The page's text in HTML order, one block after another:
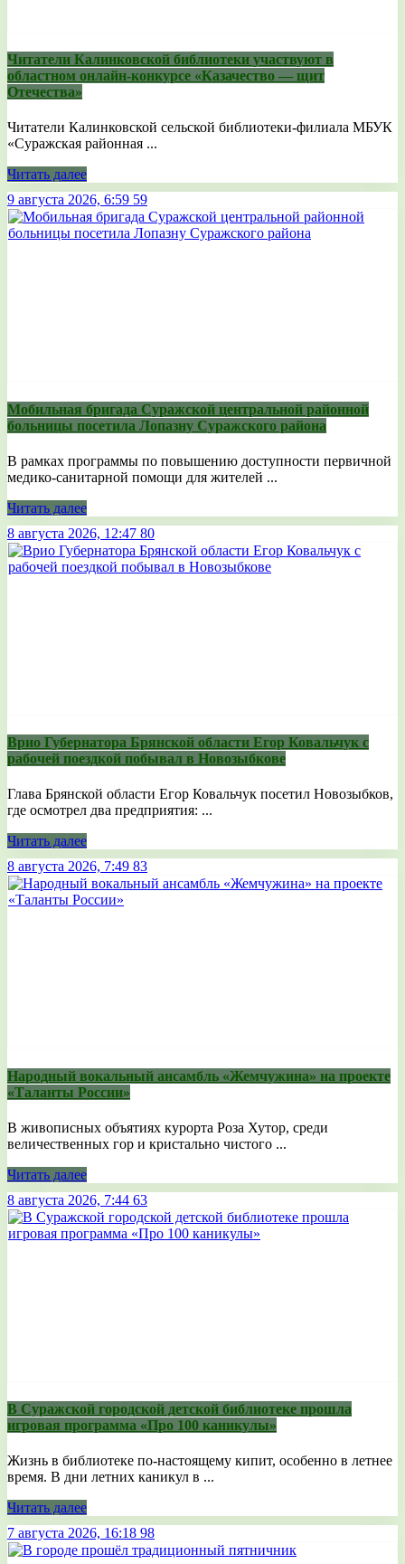
Читатели Калинковской библиотеки участвуют в
областном онлайн-конкурсе «Казачество — щит
Отечества»
Читатели Калинковской сельской библиотеки-филиала МБУК
«Суражская районная ...
Читать далее
9 августа 2026, 6:59 59
Мобильная бригада Суражской центральной районной
больницы посетила Лопазну Суражского района
В рамках программы по повышению доступности первичной
медико-санитарной помощи для жителей ...
Читать далее
8 августа 2026, 12:47 80
Врио Губернатора Брянской области Егор Ковальчук с
рабочей поездкой побывал в Новозыбкове
Глава Брянской области Егор Ковальчук посетил Новозыбков,
где осмотрел два предприятия: ...
Читать далее
8 августа 2026, 7:49 83
Народный вокальный ансамбль «Жемчужина» на проекте
«Таланты России»
В живописных объятиях курорта Роза Хутор, среди
величественных гор и кристально чистого ...
Читать далее
8 августа 2026, 7:44 63
В Суражской городской детской библиотеке прошла
игровая программа «Про 100 каникулы»
Жизнь в библиотеке по-настоящему кипит, особенно в летнее
время. В дни летних каникул в ...
Читать далее
7 августа 2026, 16:18 98